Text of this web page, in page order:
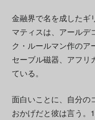
金融界で名を成したギ
マティスは、アールデ
ク・ルールマン作のア
セーブル磁器、アフリ
ている。
面白いことに、自分の
おかげだと彼は言う。